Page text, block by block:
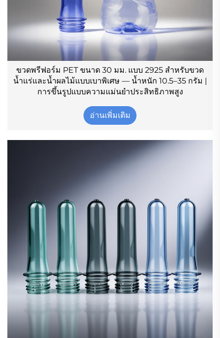
ขวดพรีฟอร์ม PET ขนาด 30 มม. แบบ 2925 สำหรับขวด
น้ำแร่และน้ำผลไม้แบบเบาพิเศษ — น้ำหนัก 10.5–35 กรัม |
การขึ้นรูปแบบความแม่นยำประสิทธิภาพสูง
อ่านเพิ่มเติม